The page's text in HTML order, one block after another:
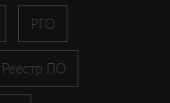
РГО
Реестр ПО